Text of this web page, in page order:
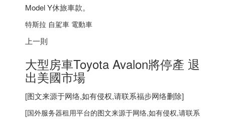
Model Y休旅車款。
特斯拉 自駕車 電動車
上一則
大型房車Toyota Avalon將停產 退
出美國市場
[图文来源于网络,如有侵权,请联系福步网络删除]
[国外服务器租用平台的图文来源于网络,如有侵权,请联系